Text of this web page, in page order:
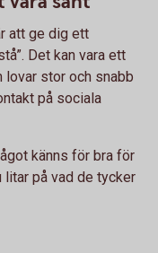
att ge dig ett
Det kan vara ett
stor och snabb
på sociala
känns för bra för
litar på vad de tycker